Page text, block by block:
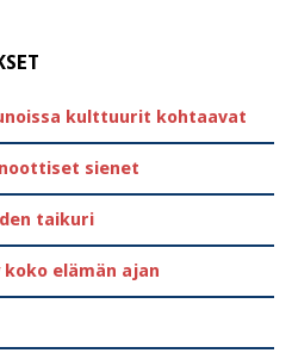
kulttuurit kohtaavat
sienet
taikuri
elämän ajan